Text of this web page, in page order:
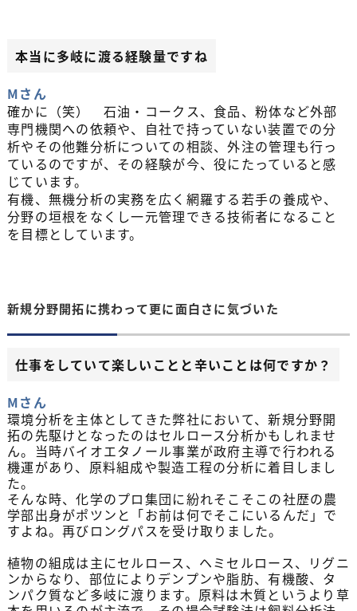
本当に多岐に渡る経験量ですね
Mさん
確かに（笑） 石油・コークス、食品、粉体など外部
専門機関への依頼や、自社で持っていない装置での分
析やその他難分析についての相談、外注の管理も行っ
ているのですが、その経験が今、役にたっていると感
じています。
有機、無機分析の実務を広く網羅する若手の養成や、
分野の垣根をなくし一元管理できる技術者になること
を目標としています。
新規分野開拓に携わって更に面白さに気づいた
仕事をしていて楽しいことと辛いことは何ですか？
Mさん
環境分析を主体としてきた弊社において、新規分野開
拓の先駆けとなったのはセルロース分析かもしれませ
ん。当時バイオエタノール事業が政府主導で行われる
機運があり、原料組成や製造工程の分析に着目しまし
た。
そんな時、化学のプロ集団に紛れそこそこの社歴の農
学部出身がポツンと「お前は何でそこにいるんだ」で
すよね。再びロングパスを受け取りました。
植物の組成は主にセルロース、ヘミセルロース、リグニ
ンからなり、部位によりデンプンや脂肪、有機酸、タ
ンパク質など多岐に渡ります。原料は木質というより草